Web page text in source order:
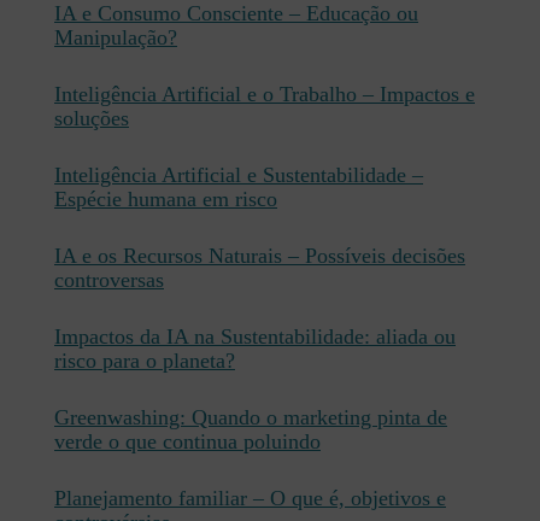
IA e Consumo Consciente – Educação ou
Manipulação?
Inteligência Artificial e o Trabalho – Impactos e
soluções
Inteligência Artificial e Sustentabilidade –
Espécie humana em risco
IA e os Recursos Naturais – Possíveis decisões
controversas
Impactos da IA na Sustentabilidade: aliada ou
risco para o planeta?
Greenwashing: Quando o marketing pinta de
verde o que continua poluindo
Planejamento familiar – O que é, objetivos e